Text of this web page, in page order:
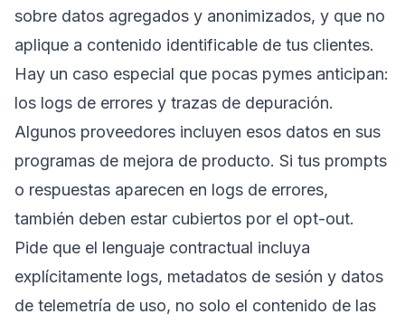
sobre datos agregados y anonimizados, y que no
aplique a contenido identificable de tus clientes.
Hay un caso especial que pocas pymes anticipan:
los logs de errores y trazas de depuración.
Algunos proveedores incluyen esos datos en sus
programas de mejora de producto. Si tus prompts
o respuestas aparecen en logs de errores,
también deben estar cubiertos por el opt-out.
Pide que el lenguaje contractual incluya
explícitamente logs, metadatos de sesión y datos
de telemetría de uso, no solo el contenido de las